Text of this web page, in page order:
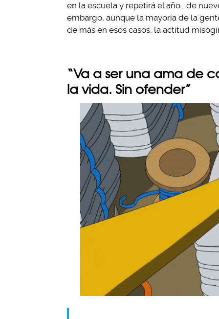
en la escuela y repetirá el año… de
embargo, aunque la mayoría de la
de más en esos casos, la actitud
“Va a ser una ama de
la vida. Sin ofender”